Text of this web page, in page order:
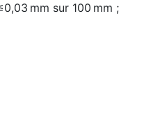
mm sur 100 mm ;